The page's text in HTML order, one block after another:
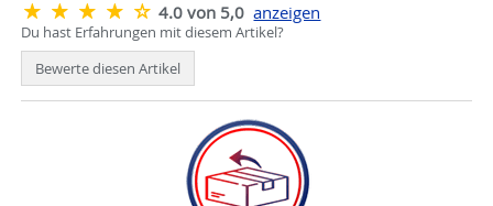
4.0 von 5,0 anzeigen
Du hast Erfahrungen mit diesem Artikel?
Bewerte diesen Artikel